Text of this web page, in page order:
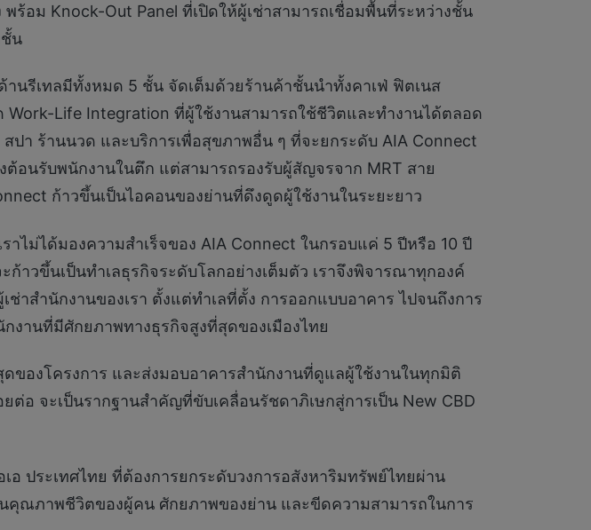
ร้อม Knock-Out Panel ที่เปิดให้ผู้เช่าสามารถเชื่อมพื้นที่ระหว่างชั้น
น
นรีเทลมีทั้งหมด 5 ชั้น จัดเต็มด้วยร้านค้าชั้นนำทั้งคาเฟ่ ฟิตเนส
Life Integration ที่ผู้ใช้งานสามารถใช้ชีวิตและทำงานได้ตลอด
ปา ร้านนวด และบริการเพื่อสุขภาพอื่น ๆ ที่จะยกระดับ AIA Connect
อนรับพนักงานในตึก แต่สามารถรองรับผู้สัญจรจาก MRT สาย
ก้าวขึ้นเป็นไอคอนของย่านที่ดึงดูดผู้ใช้งานในระยะยาว
ราไม่ได้มองความสำเร็จของ AIA Connect ในกรอบแค่ 5 ปีหรือ 10 ปี
าวขึ้นเป็นทำเลธุรกิจระดับโลกอย่างเต็มตัว เราจึงพิจารณาทุกองค์
ช่าสำนักงานของเรา ตั้งแต่ทำเลที่ตั้ง การออกแบบอาคาร ไปจนถึงการ
งานที่มีศักยภาพทางธุรกิจสูงที่สุดของเมืองไทย
ของโครงการ และส่งมอบอาคารสำนักงานที่ดูแลผู้ใช้งานในทุกมิติ
ต่อ จะเป็นรากฐานสำคัญที่ขับเคลื่อนรัชดาภิเษกสู่การเป็น New CBD
อ ประเทศไทย ที่ต้องการยกระดับวงการอสังหาริมทรัพย์ไทยผ่าน
คุณภาพชีวิตของผู้คน ศักยภาพของย่าน และขีดความสามารถในการ